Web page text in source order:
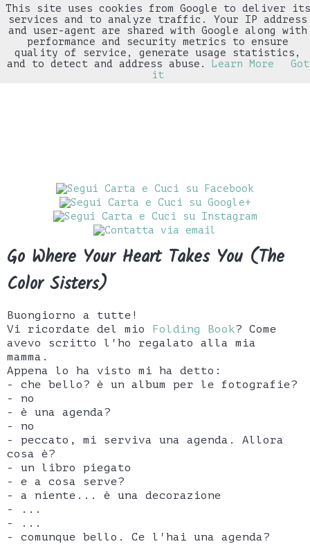
▼
Go Where Your Heart Takes You (The
Color Sisters)
Buongiorno a tutte!
Vi ricordate del mio Folding Book? Come
avevo scritto l'ho regalato alla mia
mamma.
Appena lo ha visto mi ha detto:
- che bello? è un album per le fotografie?
- no
- è una agenda?
- no
- peccato, mi serviva una agenda. Allora
cosa è?
- un libro piegato
- e a cosa serve?
- a niente... è una decorazione
- ...
- ...
- comunque bello. Ce l'hai una agenda?
This site uses cookies from Google to deliver its
services and to analyze traffic. Your IP address
and user-agent are shared with Google along with
performance and security metrics to ensure
quality of service, generate usage statistics,
and to detect and address abuse.
Learn More
Got
it